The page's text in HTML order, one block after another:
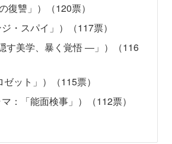
讐」）（120票）
・スパイ」）（117票）
す美学、暴く覚悟 ―」）（116
ット」）（115票）
：「能面検事」）（112票）